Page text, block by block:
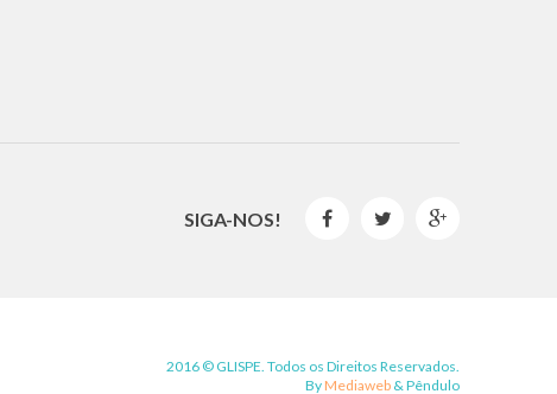
SIGA-NOS!   
2016 © GLISPE. Todos os Direitos Reservados.
By Mediaweb & Pêndulo